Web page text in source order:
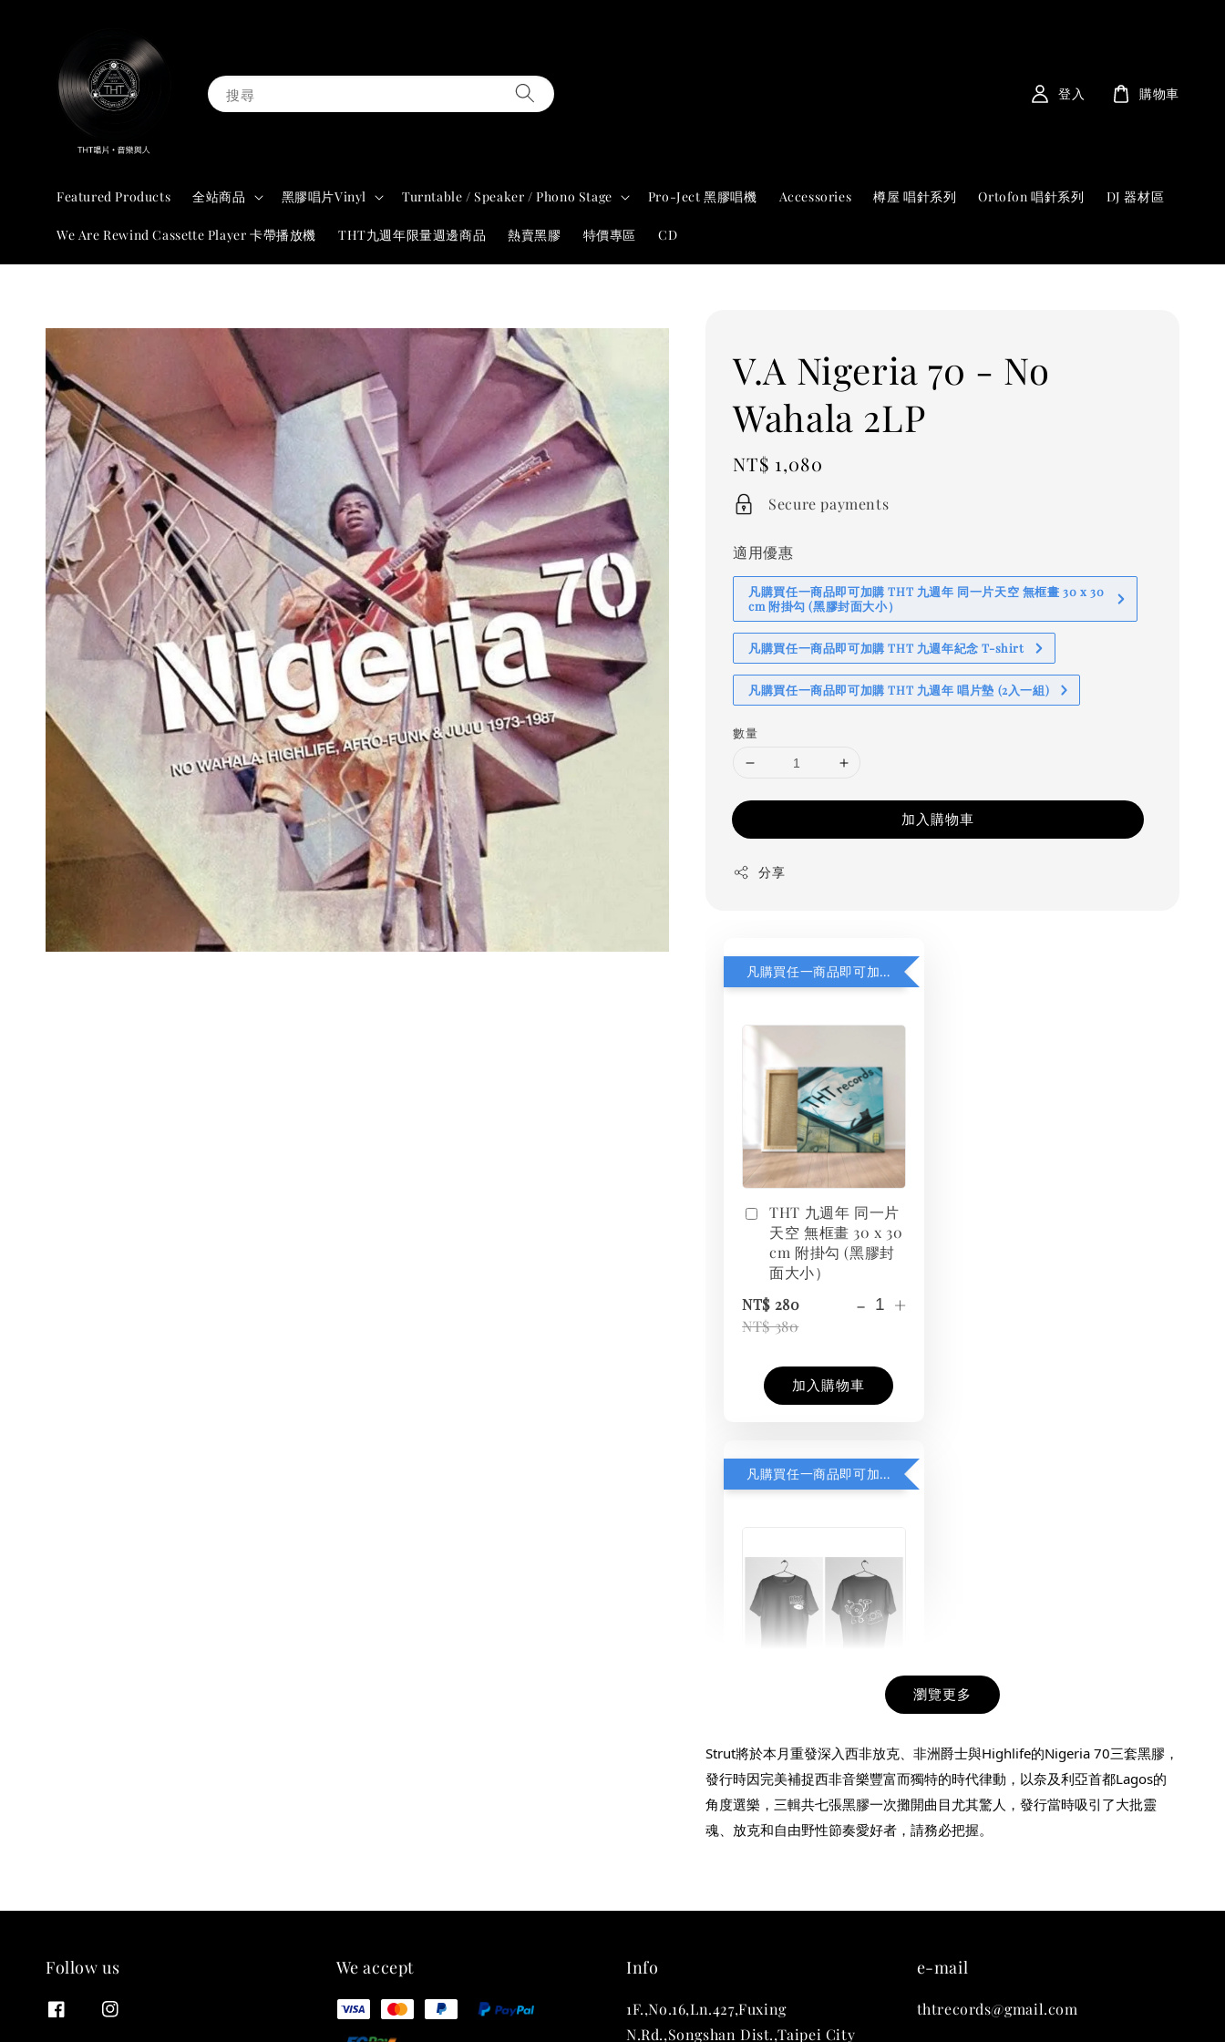
搜尋
Featured Products 全站商品 黑膠唱片Vinyl Turntable / Speaker / Phono Stage Pro-Ject 黑膠唱機 Accessories 樽屋 唱針系列 Ortofon 唱針系列 DJ 器材區
We Are Rewind Cassette Player 卡帶播放機 THT九週年限量週邊商品 熱賣黑膠 特價專區 CD
登入 購物車
V.A Nigeria 70 - No
Wahala 2LP
Regular
price
NT$ 1,080
Secure payments
適用優惠
凡購買任一商品即可加購 THT 九週年 同一片天空 無框畫 30 x 30
cm 附掛勾 (黑膠封面大小）
凡購買任一商品即可加購 THT 九週年紀念 T-shirt
凡購買任一商品即可加購 THT 九週年 唱片墊 (2入一組)
數量
加入購物車
分享
凡購買任一商品即可加購 THT 九週年 同一片天空 無框畫 30 x 30 cm 附掛勾 (黑膠封面大小）
THT 九週年 同一片
天空 無框畫 30 x 30
cm 附掛勾 (黑膠封
面大小）
NT$ 280
NT$ 380
- +
加入購物車
凡購買任一商品即可加購 THT 九週年紀念 T-shirt
THT 九週年紀念 T-
NT$ 780
NT$ 880
- +
瀏覽更多
Strut將於本月重發深入西非放克、非洲爵士與Highlife的Nigeria 70三套黑膠，
發行時因完美補捉西非音樂豐富而獨特的時代律動，以奈及利亞首都Lagos的
角度選樂，三輯共七張黑膠一次攤開曲目尤其驚人，發行當時吸引了大批靈
魂、放克和自由野性節奏愛好者，請務必把握。
Follow us We accept Info
1F.,No.16,Ln.427,Fuxing
N.Rd.,Songshan Dist.,Taipei City
e-mail
thtrecords@gmail.com